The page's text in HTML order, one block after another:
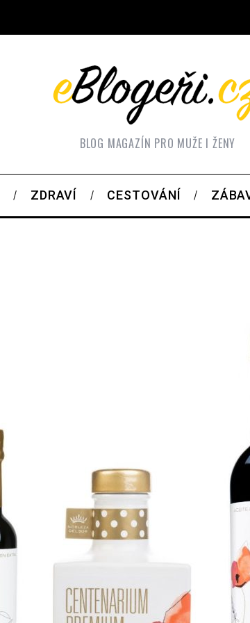
BLOG MAGAZÍN PRO MUŽE I ŽENY
ZDRAVÍ CESTOVÁNÍ